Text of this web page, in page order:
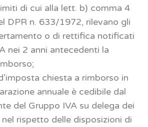
di cui alla lett. b) comma 4
DPR n. 633/1972, rilevano gli
o di rettifica notificati
nei 2 anni antecedenti la
chiesta a rimborso in
annuale è cedibile dal
del Gruppo IVA su delega dei
rispetto delle disposizioni di